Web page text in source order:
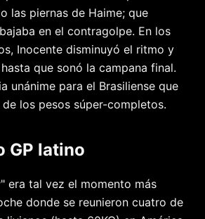
las piernas de Haime; que
en el contragolpe. En los
Inocente disminuyó el ritmo y
que sonó la campana final.
unánime para el Brasiliense que
los pesos súper-completos.
GP latino
era tal vez el momento más
donde se reunieron cuatro de